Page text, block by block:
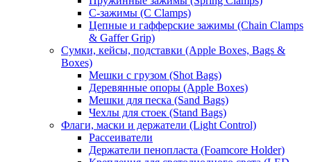
С-зажимы (C Clamps)
Цепные и гафферские зажимы (Chain Clamps
& Gaffer Grip)
Сумки, кейсы, подставки (Apple Boxes, Bags &
Boxes)
Мешки с грузом (Shot Bags)
Деревянные опоры (Apple Boxes)
Мешки для песка (Sand Bags)
Чехлы для стоек (Stand Bags)
Флаги, маски и держатели (Light Control)
Рассеиватели
Держатели пенопласта (Foamcore Holder)